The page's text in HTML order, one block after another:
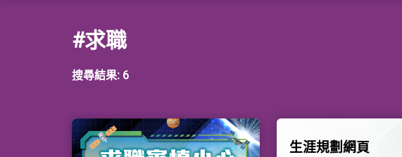
#求職
搜尋結果: 6
生涯規劃網頁